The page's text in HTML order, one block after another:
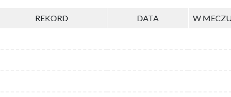
REKORD DATA W